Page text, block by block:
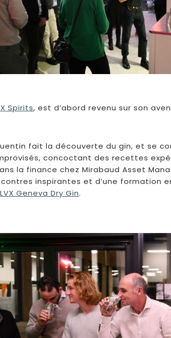
Spirits, est d’abord revenu sur son
fait la découverte du gin, et se
concoctant des recettes
la finance chez Mirabaud Asset
inspirantes et d’une formation
LVX Geneva Dry Gin.